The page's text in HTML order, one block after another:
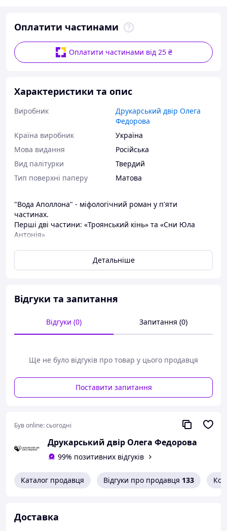
Оплатити частинами
Оплатити частинами від 25 ₴
Характеристики та опис
Виробник
Друкарський двір Олега
Федорова
Країна виробник
Україна
Мова видання
Російська
Вид палітурки
Твердий
Тип поверхні паперу
Матова
"Вода Аполлона" - міфологічний роман у п'яти
частинах.
Перші дві частини: «Троянський кінь» та «Сни Юла
Антонія»
Детальніше
Відгуки та запитання
Відгуки (0) Запитання (0)
Ще не було відгуків про товар у цього продавця
Поставити запитання
Був online:сьогодні
Друкарський двір Олега Федорова
99% позитивних відгуків
Каталог продавця Відгуки про продавця 133
Доставка